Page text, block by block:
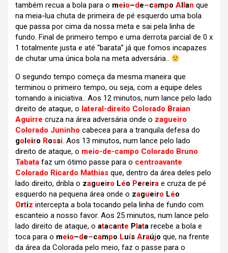
também recua a bola para o meio–de–campo Allan que
na meia-lua chuta de primeira de pé esquerdo uma bola
que passa por cima da nossa meta e sai pela linha de
fundo. Final de primeiro tempo e uma derrota parcial de 0 x
1 totalmente justa e até “barata” já que fomos incapazes
de chutar uma única bola na meta adversária..
O segundo tempo começa da mesma maneira que
terminou o primeiro tempo, ou seja, com a equipe deles
tomando a iniciativa.. Aos 12 minutos, num lance pelo lado
direito de ataque, o lateral-direito Colorado Braian
Aguirre cruza na área adversária onde o zagueiro
Colorado Juninho cabecea para a tranquila defesa do
goleiro Rossi. Aos 13 minutos, num lance pelo lado
direito de ataque, o meio-de-campo Colorado Bruno
Tabata faz um ótimo passe para o centroavante
Colorado Ricardo Mathias que, dentro da área deles pelo
lado direito, dribla o zagueiro Léo Pereira e cruza de pé
esquerdo na pequena área onde o zagueiro Léo
Ortiz intercepta a bola tocando pela linha de fundo com
escanteio a nosso favor. Aos 25 minutos, num lance pelo
lado direito de ataque, o atacante Plata recebe a bola e
toca para o meio–de–campo Luís Araújo que, na frente
da área da Colorada pelo meio, faz o passe para o